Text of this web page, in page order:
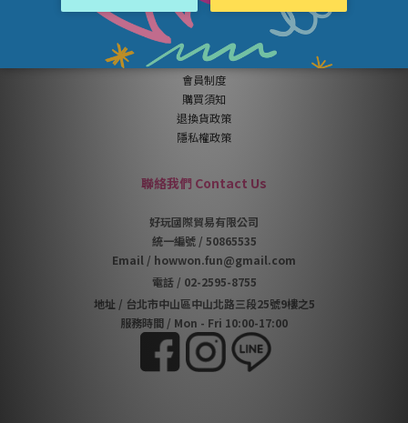
顧客服務 Customer Service
👍 推薦好友拿購物金
會員制度
購買須知
退換貨政策
隱私權政策
聯絡我們 Contact Us
好玩國際貿易有限公司
統一編號 / 50865535
Email / howwon.fun@gmail.com
電話/ 02-2595-8755
地址 / 台北市中山區中山北路三段25號9樓之5
服務時間 / Mon - Fri 10:00-17:00